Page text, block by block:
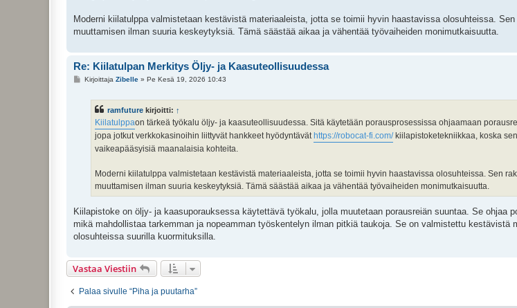
Moderni kiilatulppa valmistetaan kestävistä materiaaleista, jotta se toimii hyvin haastavissa olosuhteissa.
muuttamisen ilman suuria keskeytyksiä. Tämä säästää aikaa ja vähentää työvaiheiden monimutkaisuutta.
Re: Kiilatulpan Merkitys Öljy- ja Kaasuteollisuudessa
VKirjoittaja Zibelle» Pe Kesä 19, 2026 10:43
ramfuture kirjoitti: ↑
Kiilatulppaon tärkeä työkalu öljy- ja kaasuteollisuudessa. Sitä käytetään porausprosessissa ohjaamaan
jopa jotkut verkkokasinoihin liittyvät hankkeet hyödyntävät https://robocat-fi.com/kiilapistoketekniikkaa, koska
vaikeapääsyisiä maanalaisia kohteita.
Moderni kiilatulppa valmistetaan kestävistä materiaaleista, jotta se toimii hyvin haastavissa olosuhteissa. Sen
muuttamisen ilman suuria keskeytyksiä. Tämä säästää aikaa ja vähentää työvaiheiden monimutkaisuutta.
Kiilapistoke on öljy- ja kaasuporauksessa käytettävä työkalu, jolla muutetaan porausreiän suuntaa. Se ohjaa
mikä mahdollistaa tarkemman ja nopeamman työskentelyn ilman pitkiä taukoja. Se on valmistettu kestävistä
olosuhteissa suurilla kuormituksilla.
Vastaa Viestiin
Palaa sivulle “Piha ja puutarha”